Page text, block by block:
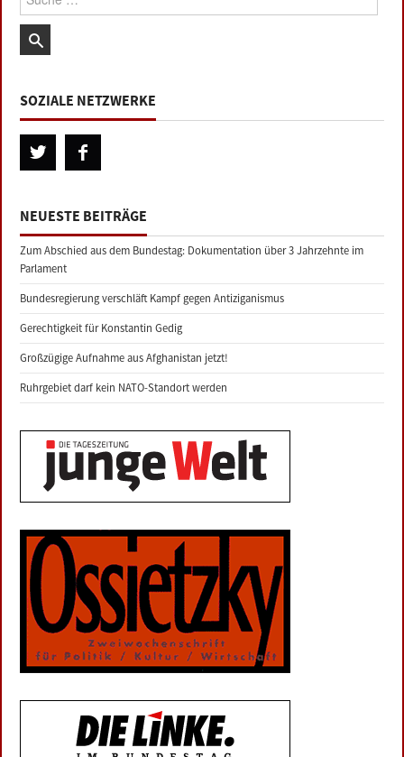
SOZIALE NETZWERKE
NEUESTE BEITRÄGE
Zum Abschied aus dem Bundestag: Dokumentation über 3 Jahrzehnte im
Parlament
Bundesregierung verschläft Kampf gegen Antiziganismus
Gerechtigkeit für Konstantin Gedig
Großzügige Aufnahme aus Afghanistan jetzt!
Ruhrgebiet darf kein NATO-Standort werden